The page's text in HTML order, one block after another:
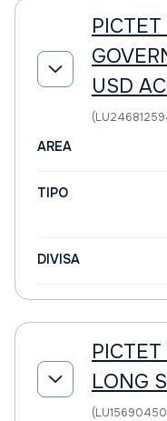
USD
AREA
TIPO
DIVISA
LONG